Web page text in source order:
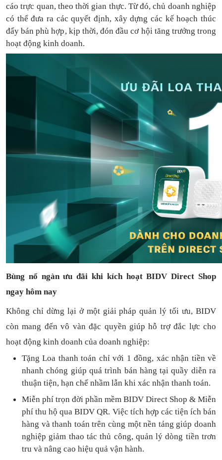
cáo trực quan, theo thời gian thực. Từ đó, chủ doanh nghiệp
có thểđưa ra các quyết định, xây dựng các kế hoạch thúc
đẩy bán phù hợp, kịp thời, đón đầu cơ hội tăng trưởng trong
hoạt động kinh doanh.
Bùng nổ ngàn ưu đãi khi kích hoạt BIDV Direct Shop
ngay hôm nay
Không chỉ dừng lại ở một giải pháp quản lý tối ưu, BIDV
còn mang đến vô vàn đặc quyền giúp hỗ trợ đắc lực cho
hoạt động kinh doanh của doanh nghiệp:
Tặng Loa thanh toán chỉ với 1đồng, xác nhận tiền về
nhanh chóng giúp quá trình bán hàng tại quầy diễn ra
thuận tiện, hạn chế nhầm lẫn khi xác nhận thanh toán.
Miễn phí trọn đời phần mềm BIDV Direct Shop & Miễn
phí thu hộ qua BIDV QR. Việc tích hợp các tiện ích bán
hàng và thanh toántrên cùng một nền tảng giúp doanh
nghiệp giảm thao tác thủ công, quản lý dòng tiền trơn
tru và nâng cao hiệu quả vận hành.